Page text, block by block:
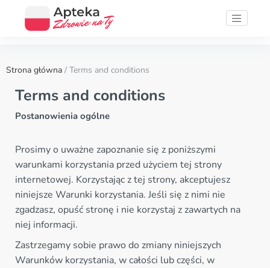
Strona główna / Terms and conditions
Terms and conditions
Postanowienia ogólne
Prosimy o uważne zapoznanie się z poniższymi
warunkami korzystania przed użyciem tej strony
internetowej. Korzystając z tej strony, akceptujesz
niniejsze Warunki korzystania. Jeśli się z nimi nie
zgadzasz, opuść stronę i nie korzystaj z zawartych na
niej informacji.
Zastrzegamy sobie prawo do zmiany niniejszych
Warunków korzystania, w całości lub części, w